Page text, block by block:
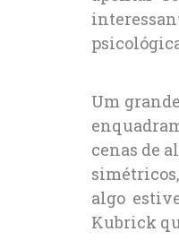
Um
cenas de
algo
Kubrick